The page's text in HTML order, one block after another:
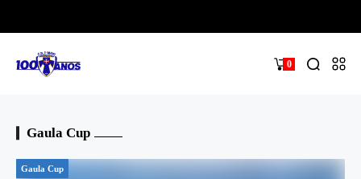
0
Gaula Cup
Gaula Cup